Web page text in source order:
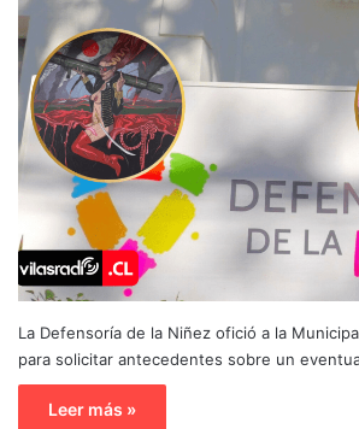
La Defensoría de la Niñez ofició a la
para solicitar antecedentes sobre un
Leer más »